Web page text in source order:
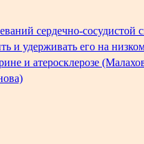
сердечно-сосудистой
и удерживать его на
и атеросклерозе